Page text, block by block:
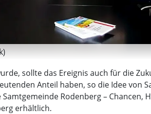
sollte das Ereignis auch für die
Anteil haben, so die Idee von
Rodenberg – Chancen,
erhältlich.